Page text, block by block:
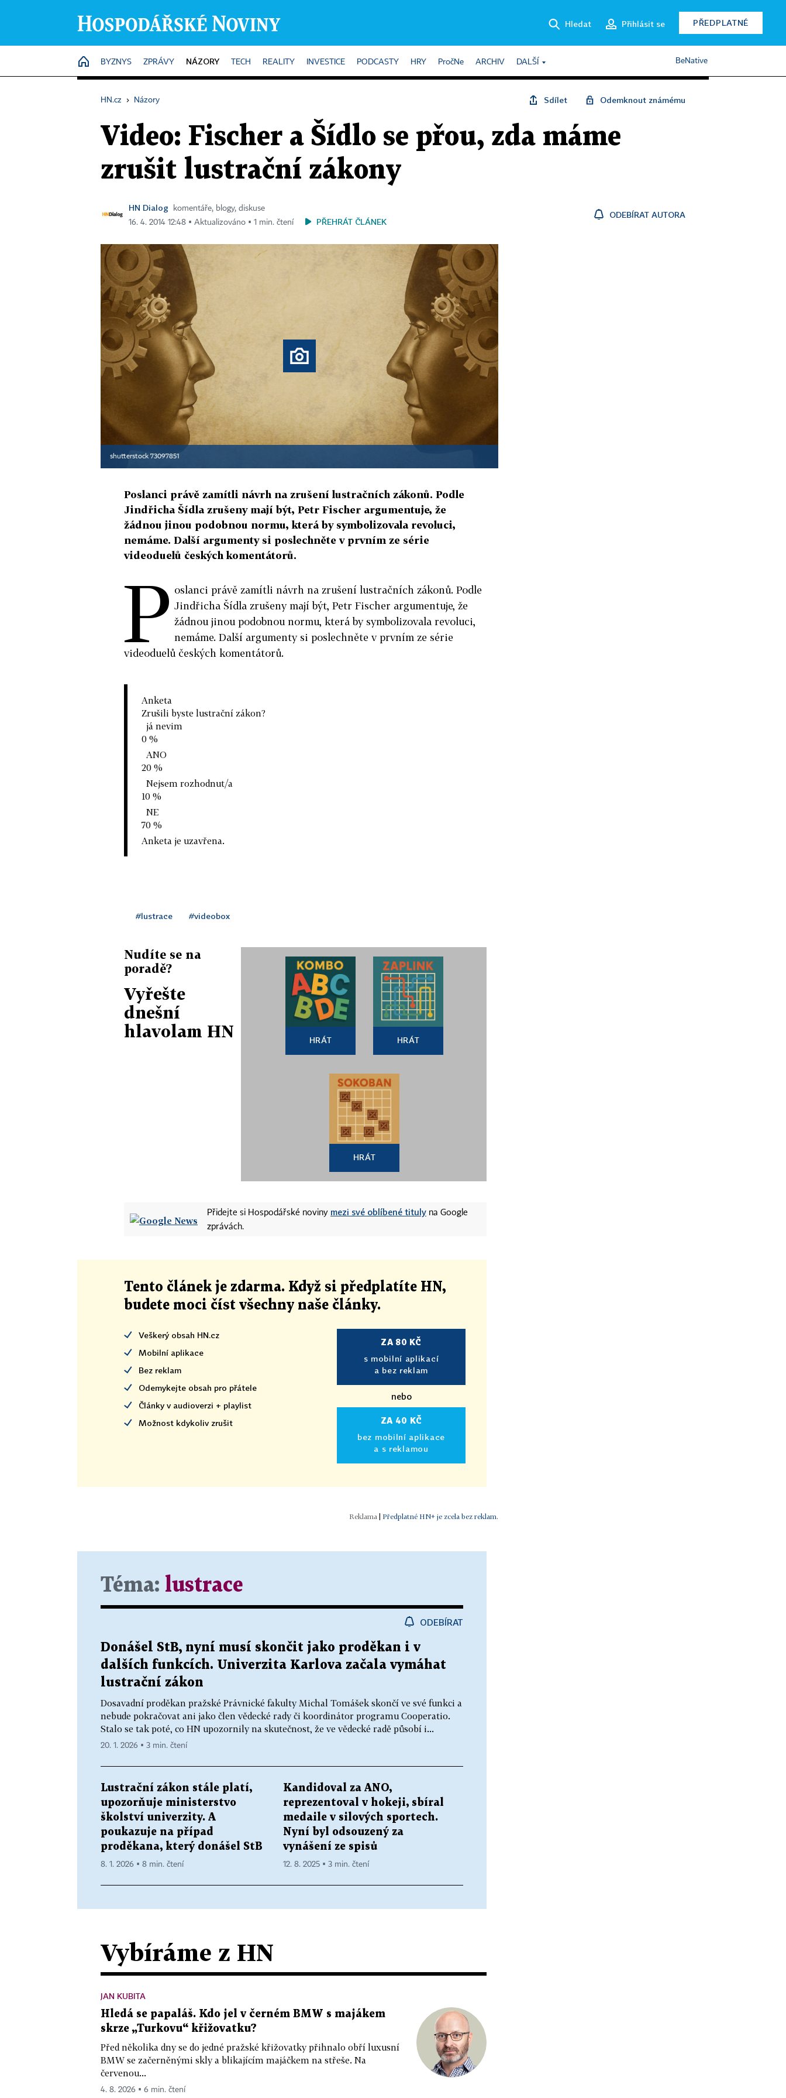
Hledat Přihlásit se PŘEDPLATNÉ
HOME
BYZNYS ZPRÁVY NÁZORY TECH REALITY INVESTICE PODCASTY HRY PročNe ARCHIV DALŠÍ BeNative
HN.cz › Názory Sdílet Odemknout známému
Video: Fischer a Šídlo se přou, zda máme
zrušit lustrační zákony
HN Dialog
komentáře, blogy, diskuse
16. 4. 2014 12:48 ▪ Aktualizováno ▪ 1 min. čtení
PŘEHRÁT ČLÁNEK
ODEBÍRAT AUTORA
shutterstock 73097851
Poslanci právě zamítli návrh na zrušení lustračních zákonů. Podle
Jindřicha Šídla zrušeny mají být, Petr Fischer argumentuje, že
žádnou jinou podobnou normu, která by symbolizovala revoluci,
nemáme. Další argumenty si poslechněte v prvním ze série
videoduelů českých komentátorů.
P oslanci právě zamítli návrh na zrušení lustračních zákonů. Podle
Jindřicha Šídla zrušeny mají být, Petr Fischer argumentuje, že
žádnou jinou podobnou normu, která by symbolizovala revoluci,
nemáme. Další argumenty si poslechněte v prvním ze série
videoduelů českých komentátorů.
Anketa
Zrušili byste lustrační zákon?
já nevim
0 %
ANO
20 %
Nejsem rozhodnut/a
10 %
NE
70 %
Anketa je uzavřena.
#lustrace #videobox
Nudíte se na
poradě?
Vyřešte
dnešní
hlavolam HN
HRÁT HRÁT
HRÁT
Přidejte si Hospodářské noviny mezi své oblíbené tituly na Google
zprávách.
Tento článek je zdarma. Když si předplatíte HN,
budete moci číst všechny naše články.
Veškerý obsah HN.cz
Mobilní aplikace
Bez reklam
Odemykejte obsah pro přátele
Články v audioverzi + playlist
Možnost kdykoliv zrušit
ZA 80 KČ
s mobilní aplikací
a bez reklam
nebo
ZA 40 KČ
bez mobilní aplikace
a s reklamou
| Předplatné HN+ je zcela bez reklam.
Téma: lustrace
ODEBÍRAT
Donášel StB, nyní musí skončit jako proděkan i v
dalších funkcích. Univerzita Karlova začala vymáhat
lustrační zákon
Dosavadní proděkan pražské Právnické fakulty Michal Tomášek skončí ve své funkci a
nebude pokračovat ani jako člen vědecké rady či koordinátor programu Cooperatio.
Stalo se tak poté, co HN upozornily na skutečnost, že ve vědecké radě působí i...
20. 1. 2026 ▪ 3 min. čtení
Lustrační zákon stále platí,
upozorňuje ministerstvo
školství univerzity. A
poukazuje na případ
proděkana, který donášel StB
8. 1. 2026 ▪ 8 min. čtení
Kandidoval za ANO,
reprezentoval v hokeji, sbíral
medaile v silových sportech.
Nyní byl odsouzený za
vynášení ze spisů
12. 8. 2025 ▪ 3 min. čtení
Vybíráme z HN
JAN KUBITA
Hledá se papaláš. Kdo jel v černém BMW s majákem
skrze „Turkovu“ křižovatku?
Před několika dny se do jedné pražské křižovatky přihnalo obří luxusní
BMW se začerněnými skly a blikajícím majáčkem na střeše. Na
červenou...
4. 8. 2026 ▪ 6 min. čtení